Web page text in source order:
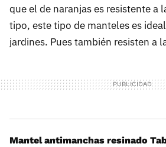
que el de naranjas es resistente a
tipo, este tipo de manteles es
jardines. Pues también resisten a
Mantel antimanchas resinado